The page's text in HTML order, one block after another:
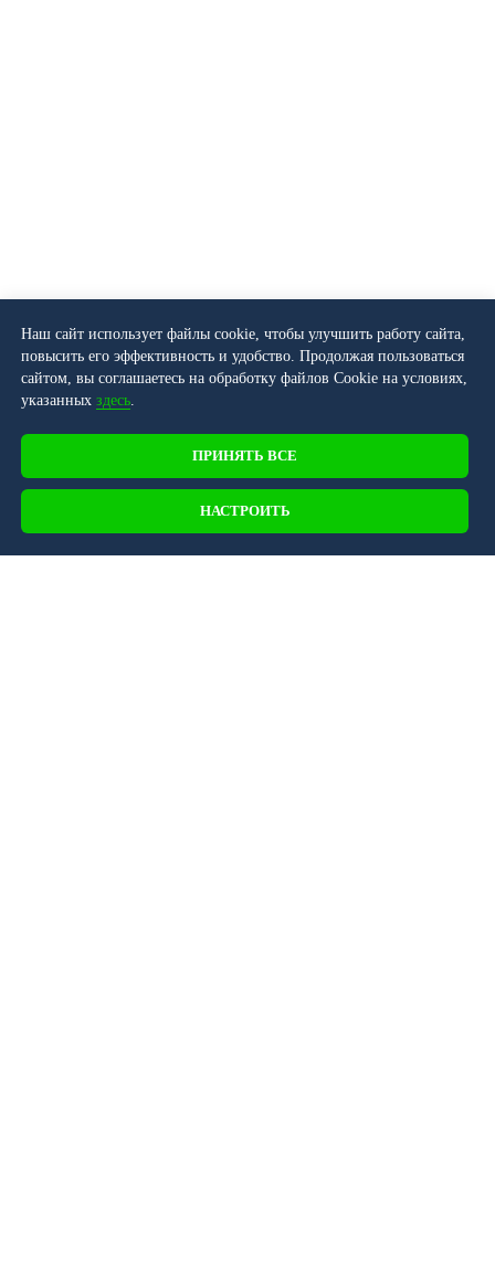
Наш сайт использует файлы cookie, чтобы улучшить работу сайта,
повысить его эффективность и удобство. Продолжая пользоваться
сайтом, вы соглашаетесь на обработку файлов Cookie на условиях,
указанных здесь.
ПРИНЯТЬ ВСЕ
НАСТРОИТЬ